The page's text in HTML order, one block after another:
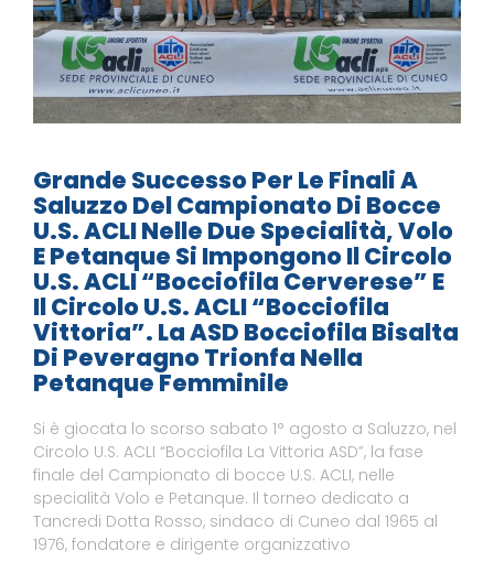
Grande Successo Per Le Finali A
Saluzzo Del Campionato Di Bocce
U.S. ACLI Nelle Due Specialità, Volo
E Petanque Si Impongono Il Circolo
U.S. ACLI “Bocciofila Cerverese” E
Il Circolo U.S. ACLI “Bocciofila
Vittoria”. La ASD Bocciofila Bisalta
Di Peveragno Trionfa Nella
Petanque Femminile
Si è giocata lo scorso sabato 1° agosto a Saluzzo, nel
Circolo U.S. ACLI “Bocciofila La Vittoria ASD”, la fase
finale del Campionato di bocce U.S. ACLI, nelle
specialità Volo e Petanque. Il torneo dedicato a
Tancredi Dotta Rosso, sindaco di Cuneo dal 1965 al
1976, fondatore e dirigente organizzativo